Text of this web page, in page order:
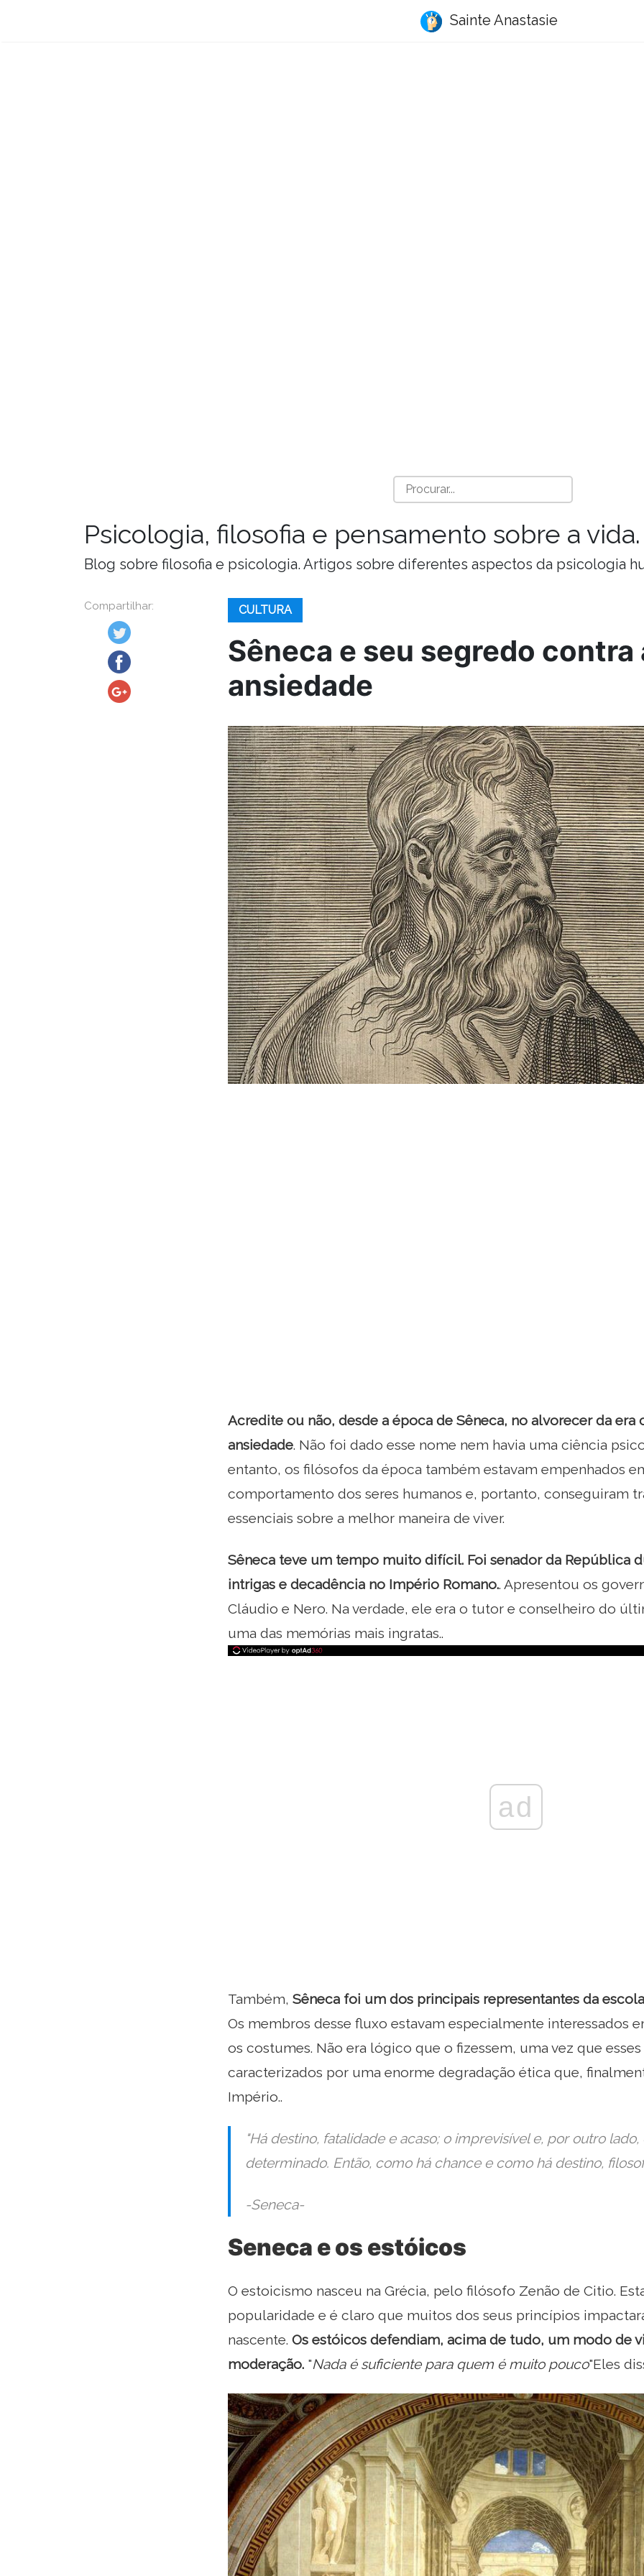
Sainte Anastasie
Psicologia, filosofia e pensamento sobre a vida.
Blog sobre filosofia e psicologia. Artigos sobre diferentes aspectos da psicologia
Compartilhar: CULTURA
Sêneca e seu segredo contra
ansiedade
Acredite ou não, desde a época de Sêneca, no alvorecer da era
ansiedade. Não foi dado esse nome nem havia uma ciência
entanto, os filósofos da época também estavam empenhados
comportamento dos seres humanos e, portanto, conseguiram
essenciais sobre a melhor maneira de viver.
Sêneca teve um tempo muito difícil. Foi senador da República
intrigas e decadência no Império Romano.. Apresentou os
Cláudio e Nero. Na verdade, ele era o tutor e conselheiro do
uma das memórias mais ingratas..
ad
Também, Sêneca foi um dos principais representantes da
Os membros desse fluxo estavam especialmente interessados
os costumes. Não era lógico que o fizessem, uma vez que
caracterizados por uma enorme degradação ética que,
Império..
"Há destino, fatalidade e acaso; o imprevisível e, por outro lado,
determinado. Então, como há chance e como há destino,
-Seneca-
Seneca e os estóicos
O estoicismo nasceu na Grécia, pelo filósofo Zenão de Citio.
popularidade e é claro que muitos dos seus princípios
nascente. Os estóicos defendiam, acima de tudo, um modo de
moderação. "Nada é suficientepara quem é muito pouco"Eles